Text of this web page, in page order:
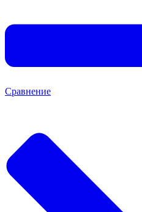
Сравнение